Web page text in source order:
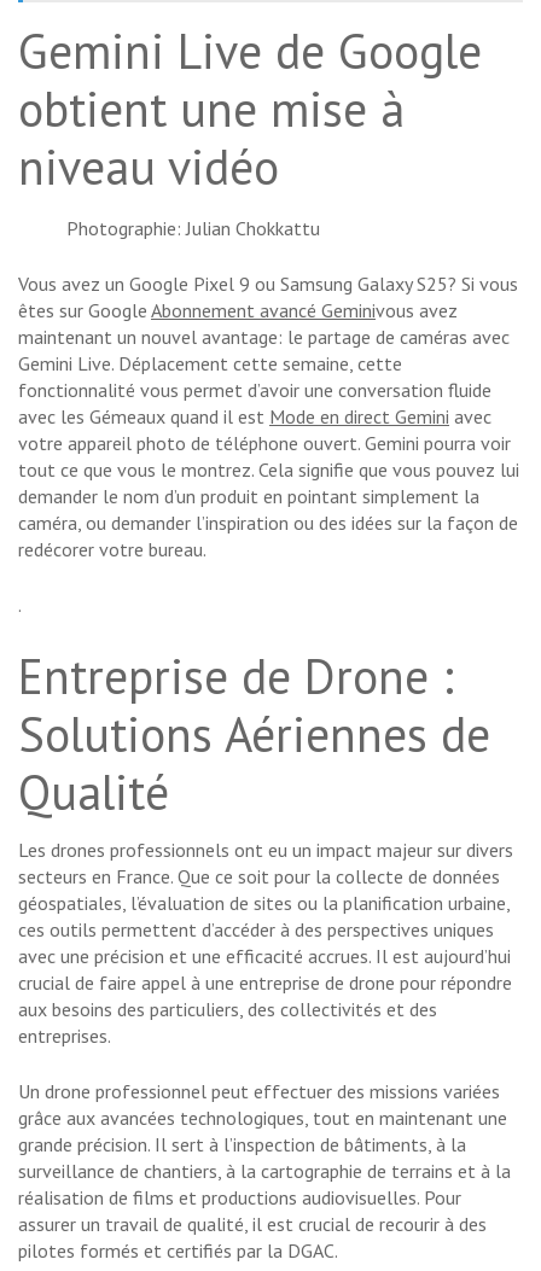
Gemini Live de Google
obtient une mise à
niveau vidéo
Photographie: Julian Chokkattu
Vous avez un Google Pixel 9 ou Samsung Galaxy S25? Si vous
êtes sur Google Abonnement avancé Geminivous avez
maintenant un nouvel avantage: le partage de caméras avec
Gemini Live. Déplacement cette semaine, cette
fonctionnalité vous permet d’avoir une conversation fluide
avec les Gémeaux quand il est Mode en direct Gemini avec
votre appareil photo de téléphone ouvert. Gemini pourra voir
tout ce que vous le montrez. Cela signifie que vous pouvez lui
demander le nom d’un produit en pointant simplement la
caméra, ou demander l’inspiration ou des idées sur la façon de
redécorer votre bureau.
.
Entreprise de Drone :
Solutions Aériennes de
Qualité
Les drones professionnels ont eu un impact majeur sur divers
secteurs en France. Que ce soit pour la collecte de données
géospatiales, l’évaluation de sites ou la planification urbaine,
ces outils permettent d’accéder à des perspectives uniques
avec une précision et une efficacité accrues. Il est aujourd’hui
crucial de faire appel à une entreprise de drone pour répondre
aux besoins des particuliers, des collectivités et des
entreprises.
Un drone professionnel peut effectuer des missions variées
grâce aux avancées technologiques, tout en maintenant une
grande précision. Il sert à l’inspection de bâtiments, à la
surveillance de chantiers, à la cartographie de terrains et à la
réalisation de films et productions audiovisuelles. Pour
assurer un travail de qualité, il est crucial de recourir à des
pilotes formés et certifiés par la DGAC.